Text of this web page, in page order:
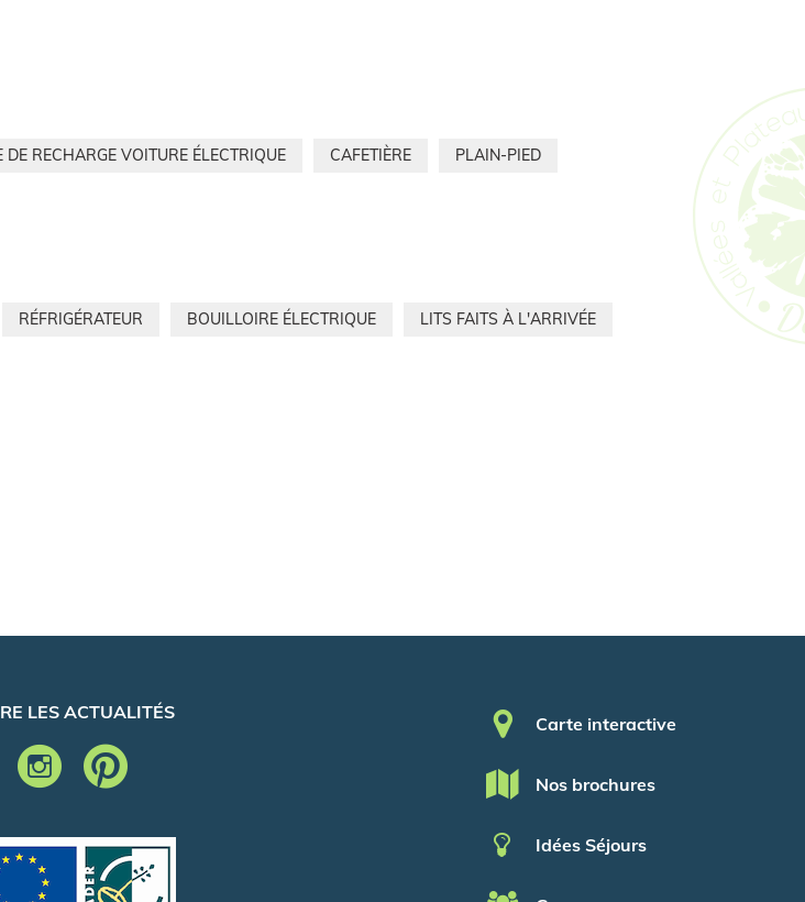
DE RECHARGE VOITURE ÉLECTRIQUE CAFETIÈRE PLAIN-PIED
RÉFRIGÉRATEUR BOUILLOIRE ÉLECTRIQUE LITS FAITS À L'ARRIVÉE
LES ACTUALITÉS Pied de page
Carte interactive
Nos brochures
Idées Séjours